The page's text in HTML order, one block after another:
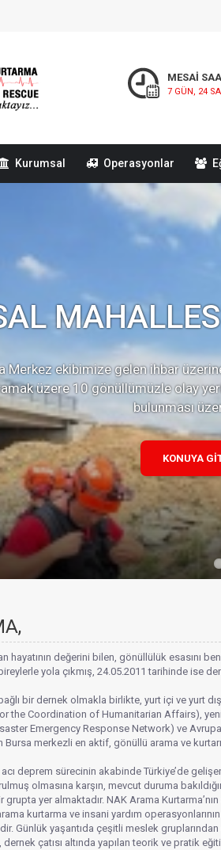
MESAİ
7 GÜN, 24
Kurumsal Operasyonlar
ekibimize gelen ihbar
üzere 10 gönüllümüzle olay
bulunması
KONUYA
hayatının değerini bilen, gönüllülük esasını
yola çıkmış, 24.05.2011 tarihinde ise
bir dernek olmakla birlikte, yurt içi ve yurt
the Coordination of Humanitarian Affairs),
Emergency Response Network) ve
merkezli en aktif, gönüllü arama ve
deprem sürecinin akabinde Türkiye’de
olmasına karşın, mevcut duruma
yer almaktadır. NAK Arama
kurtarma ve insani yardım
Günlük yaşantıda çeşitli meslek
çatısı altında yapılan teorik ve pratik